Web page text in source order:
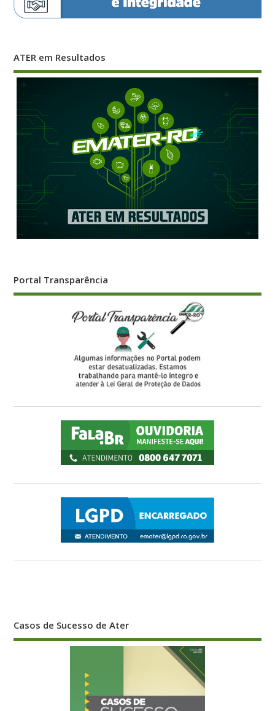
ATER em Resultados
Portal Transparência
Casos de Sucesso de Ater